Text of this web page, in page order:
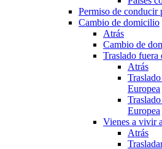
Permiso de conducir
Cambio de domicilio
Atrás
Cambio de
Traslado fuera
Atrás
Europea
Europea
Vienes a vivir
Atrás